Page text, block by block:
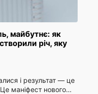
майбутнє: як
річ, яку
і результат — це
маніфест нового…